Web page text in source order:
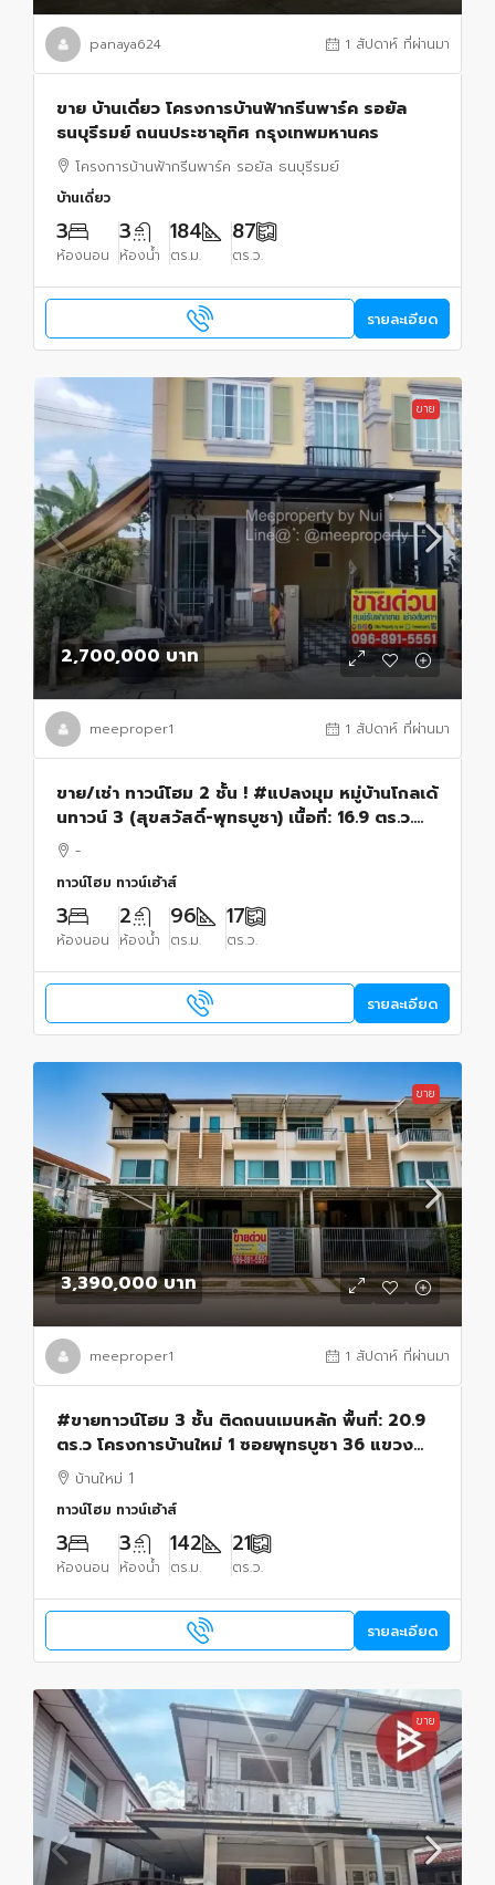
panaya624 1 สัปดาห์ ที่ผ่านมา
ขาย บ้านเดี่ยว โครงการบ้านฟ้ากรีนพาร์ค รอยัล
ธนบุรีรมย์ ถนนประชาอุทิศ กรุงเทพมหานคร
โครงการบ้านฟ้ากรีนพาร์ค รอยัล ธนบุรีรมย์
บ้านเดี่ยว
3
ห้องนอน
3
ห้องน้ำ
184
ตร.ม.
87
ตร.ว.
รายละเอียด
ขาย
2,700,000 บาท
meeproper1 1 สัปดาห์ ที่ผ่านมา
ขาย/เช่า ทาวน์โฮม 2 ชั้น ! #แปลงมุม หมู่บ้านโกลเด้
นทาวน์ 3 (สุขสวัสดิ์-พุทธบูชา) เนื้อที่: 16.9 ตร.ว.
พื้นที่ใช้สอย: 96 ตร.ม. ME-256
-
ทาวน์โฮม ทาวน์เฮ้าส์
3
ห้องนอน
2
ห้องน้ำ
96
ตร.ม.
17
ตร.ว.
รายละเอียด
ขาย
3,390,000 บาท
meeproper1 1 สัปดาห์ ที่ผ่านมา
#ขายทาวน์โฮม 3 ชั้น ติดถนนเมนหลัก พื้นที่: 20.9
ตร.ว โครงการบ้านใหม่ 1 ซอยพุทธบูชา 36 แขวง
บางมด ทุ่งครุ กทม. ME-288
บ้านใหม่ 1
ทาวน์โฮม ทาวน์เฮ้าส์
3
ห้องนอน
3
ห้องน้ำ
142
ตร.ม.
21
ตร.ว.
รายละเอียด
ขาย